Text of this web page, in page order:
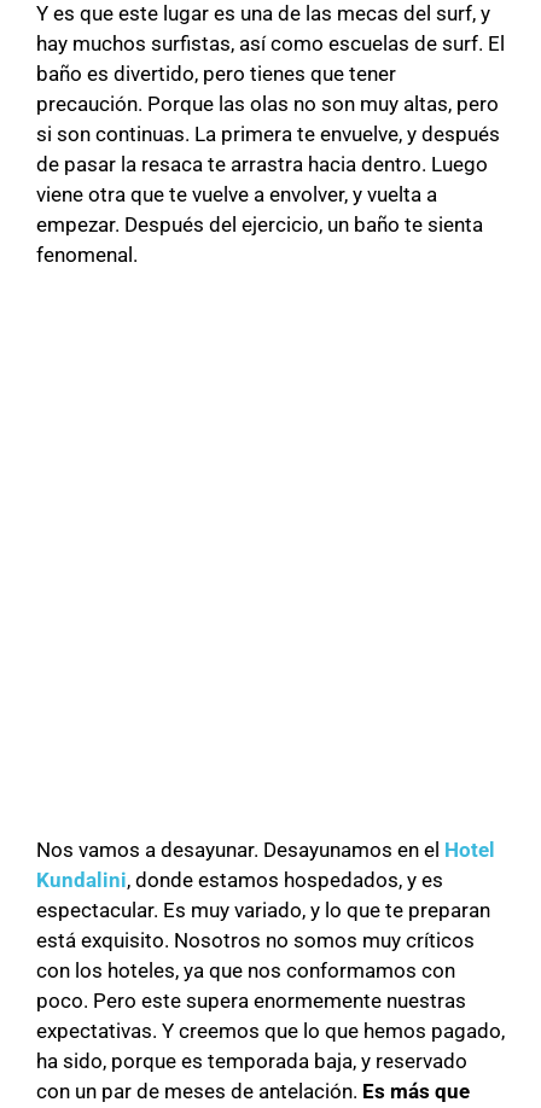
Y es que este lugar es una de las mecas del surf, y
hay muchos surfistas, así como escuelas de surf. El
baño es divertido, pero tienes que tener
precaución. Porque las olas no son muy altas, pero
si son continuas. La primera te envuelve, y después
de pasar la resaca te arrastra hacia dentro. Luego
viene otra que te vuelve a envolver, y vuelta a
empezar. Después del ejercicio, un baño te sienta
fenomenal.
Nos vamos a desayunar. Desayunamos en el Hotel
Kundalini, donde estamos hospedados, y es
espectacular. Es muy variado, y lo que te preparan
está exquisito. Nosotros no somos muy críticos
con los hoteles, ya que nos conformamos con
poco. Pero este supera enormemente nuestras
expectativas. Y creemos que lo que hemos pagado,
ha sido, porque es temporada baja, y reservado
con un par de meses de antelación. Es más que